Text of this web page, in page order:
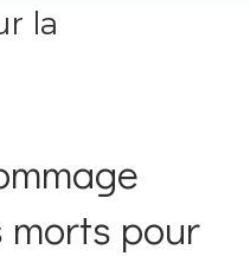
la
pour